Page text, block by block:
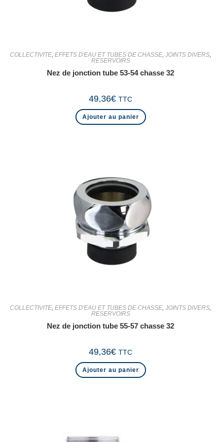
COLLECTIVITE, EFFETS D'EAU ET TUBES DE CHASSE, JOINTS DIVERS,
RESERVOIRS
Nez de jonction tube 53-54 chasse 32
49,36€ TTC
Ajouter au panier
COLLECTIVITE, EFFETS D'EAU ET TUBES DE CHASSE, JOINTS DIVERS,
RESERVOIRS
Nez de jonction tube 55-57 chasse 32
49,36€ TTC
Ajouter au panier